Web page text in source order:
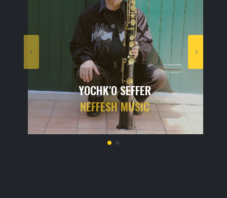
YOCHK'O SEFFER
NEFFESH MUSIC
samedi 3 oct 2026- 20h30- Le Triton